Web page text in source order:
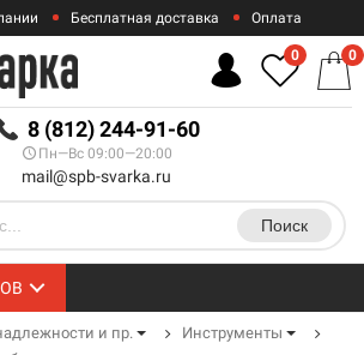
Бесплатная доставка Оплата
Гарантии
8 (812) 244-91-60
Пн—Вс 09:00—20:00
mail@spb-svarka.ru
Поиск
0 0
и пр.
Инструменты